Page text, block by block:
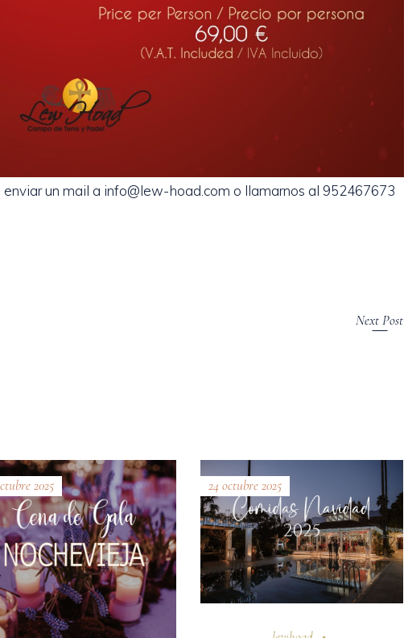
un mail a info@lew-hoad.com o llamarnos al 952467673
Next Post
2025 24 octubre 2025